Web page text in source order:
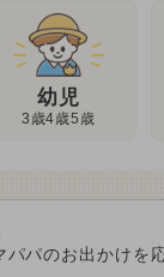
幼児
3歳4歳5歳
パのお出かけを